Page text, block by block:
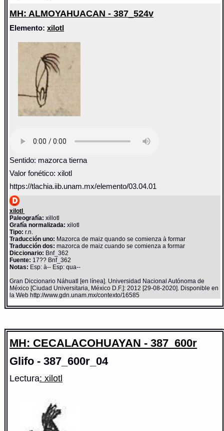
MH: ALMOYAHUACAN - 387_524v
Elemento:xilotl
Sentido: mazorca tierna
Valor fonético: xilotl
https://tlachia.iib.unam.mx/elemento/03.04.01
xilotl
Paleografía: xillotl
Grafía normalizada: xilotl
Tipo: r.n.
Traducción uno: Mazorca de maiz quando se comienza à formar
Traducción dos: mazorca de maiz cuando se comienza a formar
Diccionario: Bnf_362
Fuente: 17?? Bnf_362
Notas: Esp: à-- Esp: qua--
Gran Diccionario Náhuatl [en línea]. Universidad Nacional Autónoma de
México [Ciudad Universitaria, México D.F.]: 2012 [29-08-2020]. Disponible en
la Web http://www.gdn.unam.mx/contexto/16585
MH: CECALACOHUAYAN - 387_600r
Glifo - 387_600r_04
Lectura: xilotl